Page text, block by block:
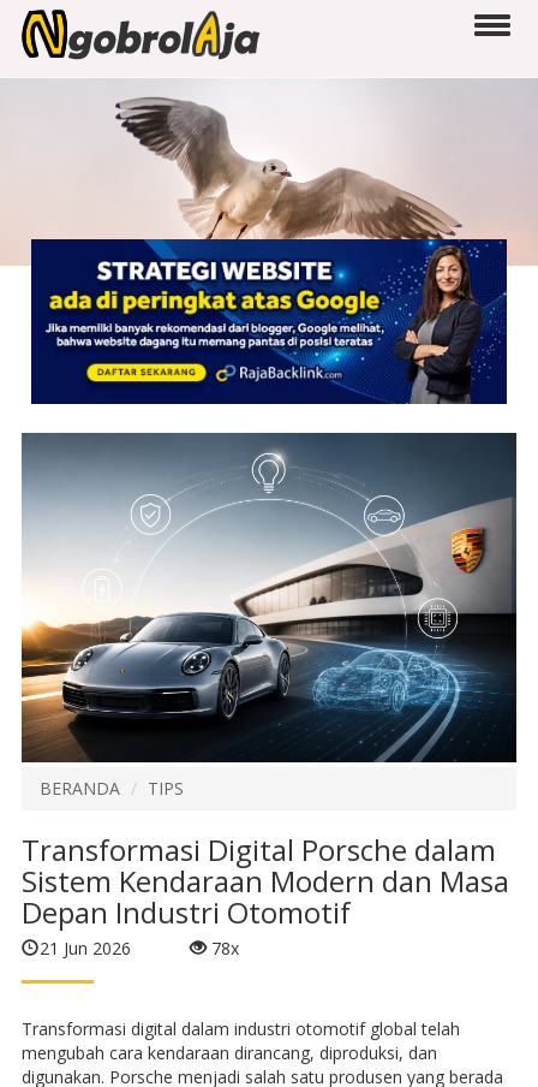
BERANDA TIPS
Transformasi Digital Porsche dalam
Sistem Kendaraan Modern dan Masa
Depan Industri Otomotif
21 Jun 2026 78x
Transformasi digital dalam industri otomotif global telah
mengubah cara kendaraan dirancang, diproduksi, dan
digunakan. Porsche menjadi salah satu produsen yang berada